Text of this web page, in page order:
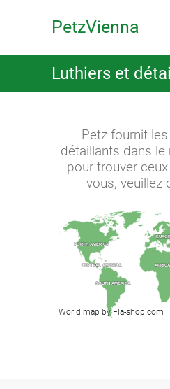
PetzVienna
Luthiers et
Petz fournit
détaillants dans le
pour trouver
vous, veuillez
AFRICA
AFRICA
CENTRAL AMERICA
CENTRAL AMERICA
NORTH AMERICA
NORTH AMERICA
SOUTH AMERICA
SOUTH AMERICA
World map by Fla-shop.com